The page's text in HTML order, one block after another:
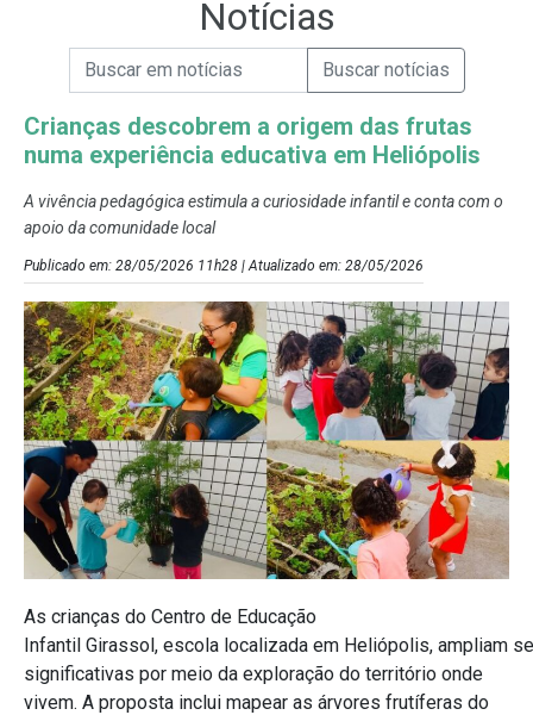
Notícias
Campo de Busca de Notícias
Campo de Busca de informaçõesEnviar a Busca de Notícias
Crianças descobrem a origem das frutas
numa experiência educativa em Heliópolis
A vivência pedagógica estimula a curiosidade infantil e conta com o
apoio da comunidade local
Publicado em: 28/05/2026 11h28 | Atualizado em: 28/05/2026
As crianças do Centro de Educação
Infantil Girassol, escola localizada em Heliópolis, ampliam
significativas por meio da exploração do território onde
vivem. A proposta inclui mapear as árvores frutíferas do